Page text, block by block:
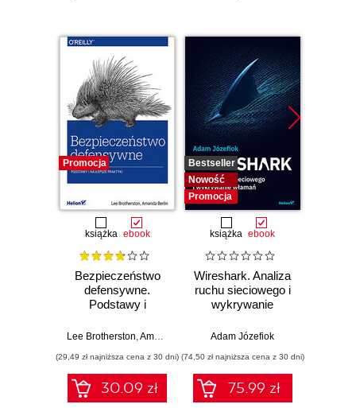
Promocja
książka ebook
Bezpieczeństwo
defensywne.
Podstawy i
Lee Brotherston,Amanda Berlin
(29,49 zł najniższa cena z 30 dni)
30.09 zł
Bestseller
Nowość
Promocja
książka ebook
Wireshark. Analiza
ruchu sieciowego i
wykrywanie
Adam Józefiok
(74,50 zł najniższa cena z 30 dni)
75.99 zł